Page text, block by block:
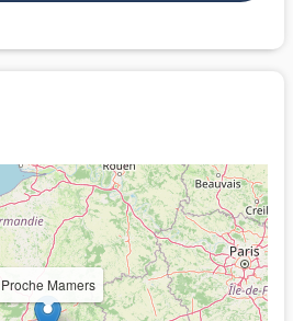
Proche Mamers